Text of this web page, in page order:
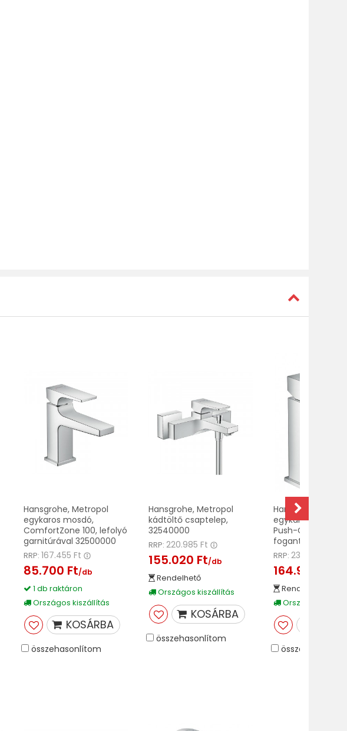
Hansgrohe, Metropol
egykaros mosdó,
ComfortZone 100, lefolyó
garnitúrával 32500000
RRP: 167.455 Ft
85.700 Ft/db
1 db raktáron
Országos kiszállítás
KOSÁRBA
összehasonlítom
Hansgrohe, Metropol
kádtöltő csaptelep,
32540000
RRP: 220.985 Ft
155.020 Ft/db
Rendelhető
Országos kiszállítás
KOSÁRBA
összehasonlítom
Hansgrohe,
egykaros
Push-Open
fogantyú,
RRP: 235.200 Ft
164.990 Ft
Rendelhető
Országos